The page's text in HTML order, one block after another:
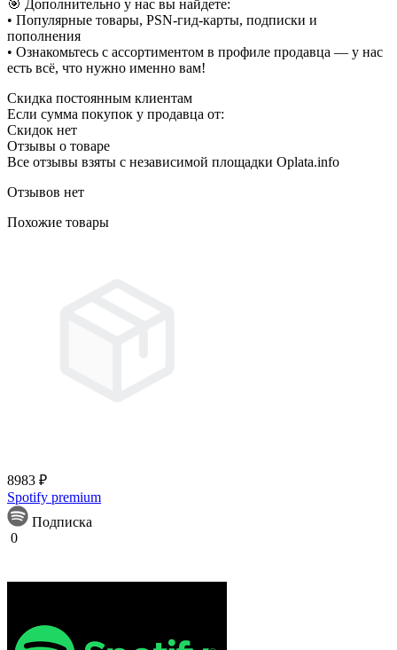
🎯 Дополнительно у нас вы найдете:
• Популярные товары, PSN-гид-карты, подписки и
пополнения
• Ознакомьтесь с ассортиментом в профиле продавца — у нас
есть всё, что нужно именно вам!
Скидка постоянным клиентам
Если сумма покупок у продавца от:
Скидок нет
Отзывы о товаре
Все отзывы взяты с независимой площадки Oplata.info
Отзывов нет
Похожие товары
8983 ₽
Spotify premium
Подписка
0